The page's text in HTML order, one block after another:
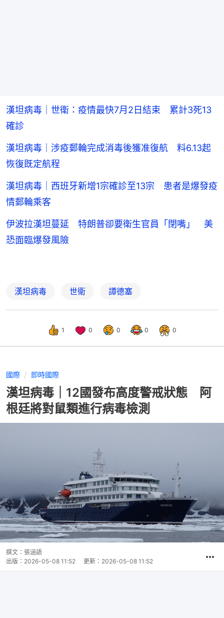
漢坦病毒｜世衛：疫情最快7月2日結束 累計3死13
確診
漢坦病毒｜涉疫郵輪完成消毒後獲准復航 料6.13起
恢復既定航程
漢坦病毒｜西班牙新增1宗確診至13宗 患者是爆發疫
情郵輪乘客
伊波拉漢坦蔓延 特朗普卻要衛生官員「閉嘴」 美
恐面臨爆發風險
漢坦病毒 世衛 譚德塞
1 0 0 0 0
國際 即時國際
漢坦病毒｜12國發布高度警戒狀態 阿
根廷將對鼠類進行病毒檢測
撰文： 張涵語
出版： 2026-05-08 11:52 更新： 2026-05-08 11:52